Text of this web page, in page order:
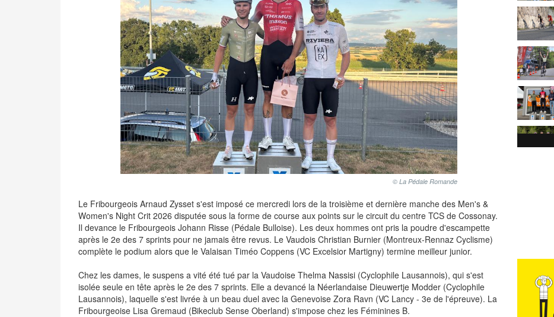
© La Pédale Romande
Le Fribourgeois Arnaud Zysset s'est imposé ce mercredi lors de la troisième et dernière manche des Men's &
Women's Night Crit 2026 disputée sous la forme de course aux points sur le circuit du centre TCS de Cossonay.
Il devance le Fribourgeois Johann Risse (Pédale Bulloise). Les deux hommes ont pris la poudre d'escampette
après le 2e des 7 sprints pour ne jamais être revus. Le Vaudois Christian Burnier (Montreux-Rennaz Cyclisme)
complète le podium alors que le Valaisan Timéo Coppens (VC Excelsior Martigny) termine meilleur junior.
Chez les dames, le suspens a vité été tué par la Vaudoise Thelma Nassisi (Cyclophile Lausannois), qui s'est
isolée seule en tête après le 2e des 7 sprints. Elle a devancé la Néerlandaise Dieuwertje Modder (Cyclophile
Lausannois), laquelle s'est livrée à un beau duel avec la Genevoise Zora Ravn (VC Lancy - 3e de l'épreuve). La
Fribourgeoise Lisa Gremaud (Bikeclub Sense Oberland) s'impose chez les Féminines B.